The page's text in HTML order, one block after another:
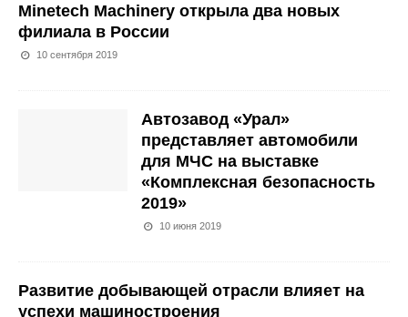
Minetech Machinery открыла два новых
филиала в России
10 сентября 2019
Автозавод «Урал»
представляет автомобили
для МЧС на выставке
«Комплексная безопасность
2019»
10 июня 2019
Развитие добывающей отрасли влияет на
успехи машиностроения